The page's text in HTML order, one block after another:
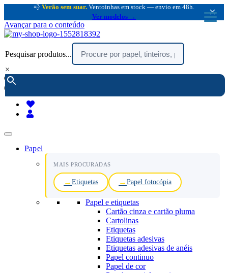
💨 Verão sem suar. Ventoinhas em stock — envio em 48h.
Ver modelos →
×
Avançar para o conteúdo
Pesquisar produtos...
×
encomendar por telefone :
(chamada rede fixa nacional)
Papel
MAIS PROCURADAS
Etiquetas Papel fotocópia
Papel e etiquetas
Cartão cinza e cartão pluma
Cartolinas
Etiquetas
Etiquetas adesivas
Etiquetas adesivas de anéis
Papel continuo
Papel de cor